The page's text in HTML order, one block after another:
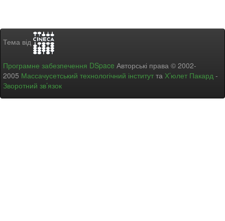
Тема від
Програмне забезпечення DSpace Авторські права © 2002-
2005 Массачусетський технологічний інститут та Х’юлет Пакард -
Зворотний зв’язок